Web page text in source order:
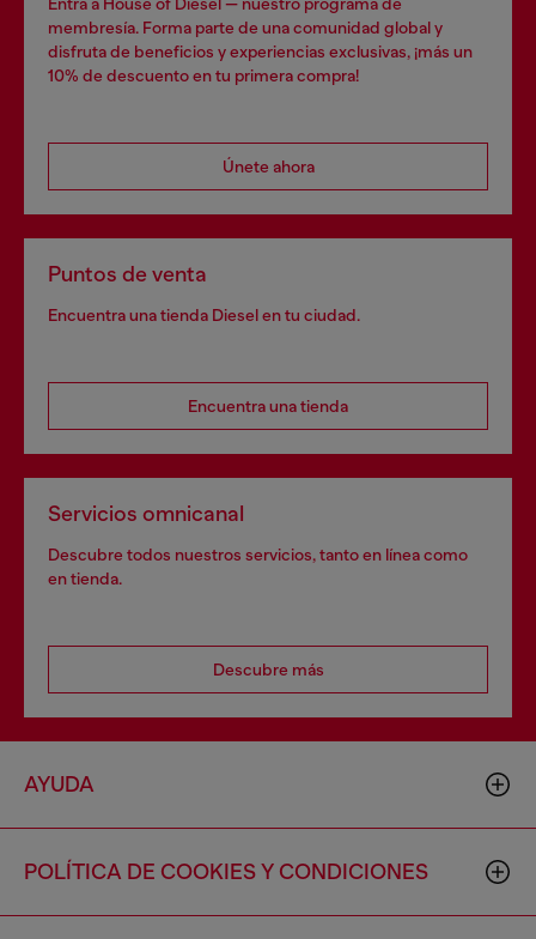
Entra a House of Diesel — nuestro programa de
membresía. Forma parte de una comunidad global y
disfruta de beneficios y experiencias exclusivas, ¡más un
10% de descuento en tu primera compra!
Únete ahora
Puntos de venta
Encuentra una tienda Diesel en tu ciudad.
Encuentra una tienda
Servicios omnicanal
Descubre todos nuestros servicios, tanto en línea como
en tienda.
Descubre más
AYUDA
POLÍTICA DE COOKIES Y CONDICIONES